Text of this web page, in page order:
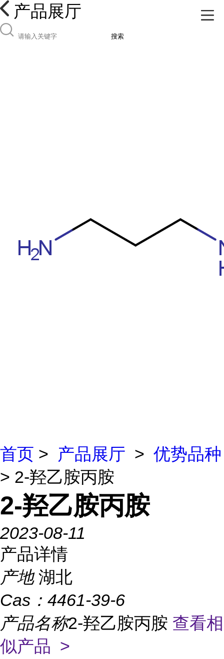
产品展厅
搜索
首页 > 产品展厅 > 优势品种
> 2-羟乙胺丙胺
2-羟乙胺丙胺
2023-08-11
产品详情
产地 湖北
Cas： 4461-39-6
产品名称2-羟乙胺丙胺 查看相
似产品 >